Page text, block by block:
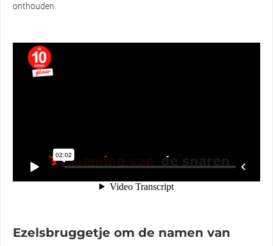
onthouden.
Ezelsbruggetje om de namen van